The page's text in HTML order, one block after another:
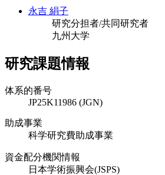
永吉 絹子
研究分担者/共同研究者
九州大学
研究課題情報
体系的番号
JP25K11986 (JGN)
助成事業
科学研究費助成事業
資金配分機関情報
日本学術振興会(JSPS)